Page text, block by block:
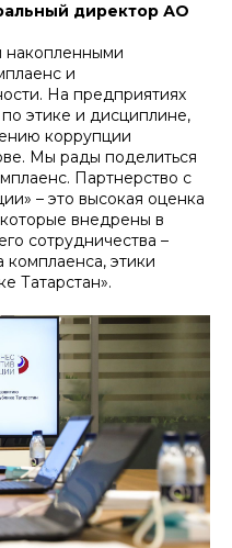
директор АО
и
На предприятиях
этике и дисциплине,
коррупции
Мы рады поделиться
Партнерство с
– это высокая оценка
внедрены в
сотрудничества –
комплаенса, этики
Татарстан».